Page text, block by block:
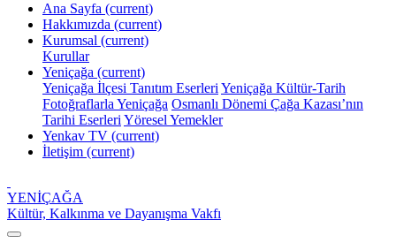
Ana Sayfa (current)
Hakkımızda (current)
Kurumsal (current)
Kurullar
Yeniçağa (current)
Yeniçağa İlçesi Tanıtım Eserleri Yeniçağa Kültür-Tarih
Fotoğraflarla Yeniçağa Osmanlı Dönemi Çağa Kazası’nın
Tarihi Eserleri Yöresel Yemekler
Yenkav TV (current)
İletişim (current)
YENİÇAĞA
Kültür, Kalkınma ve Dayanışma Vakfı